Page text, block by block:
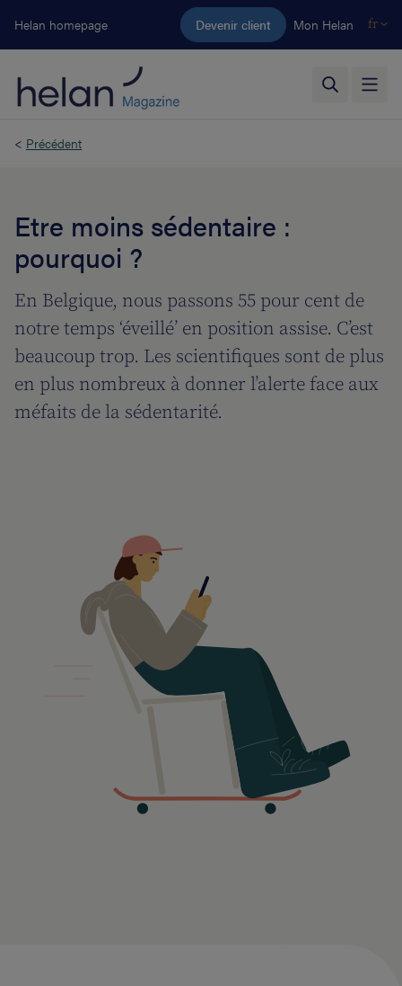
Aller au contenu principal
Helan homepage Devenir client Mon Helan fr
< Précédent
Etre moins sédentaire :
pourquoi ?
En Belgique, nous passons 55 pour cent de
notre temps ‘éveillé’ en position assise. C’est
beaucoup trop. Les scientifiques sont de plus
en plus nombreux à donner l’alerte face aux
méfaits de la sédentarité.